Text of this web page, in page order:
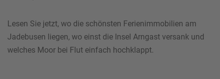
Ich habe die Datenschutzhinweise gelesen.*
Lesen Sie jetzt, wo die schönsten Ferienimmobilien am
Jadebusen liegen, wo einst die Insel Arngast versank und
welches Moor bei Flut einfach hochklappt.